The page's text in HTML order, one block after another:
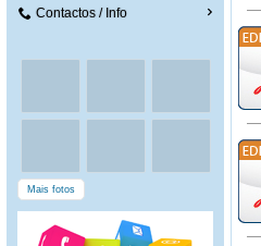
Contactos / Info
Mais fotos